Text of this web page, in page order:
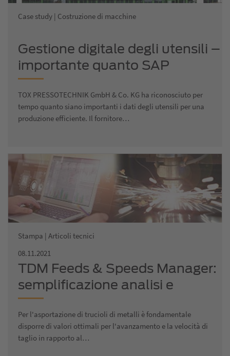
Case study | Costruzione di macchine
Gestione digitale degli utensili –
importante quanto SAP
TOX PRESSOTECHNIK GmbH & Co. KG ha riconosciuto per
tempo quanto siano importanti i dati degli utensili per una
produzione efficiente. Il fornitore…
Stampa | Articoli tecnici
08.11.2021
TDM Feeds & Speeds Manager:
semplificazione analisi e
confronto dei valori di taglio
Per l'asportazione di trucioli di metalli è fondamentale
disporre di valori ottimali per l'avanzamento e la velocità di
taglio in rapporto al…